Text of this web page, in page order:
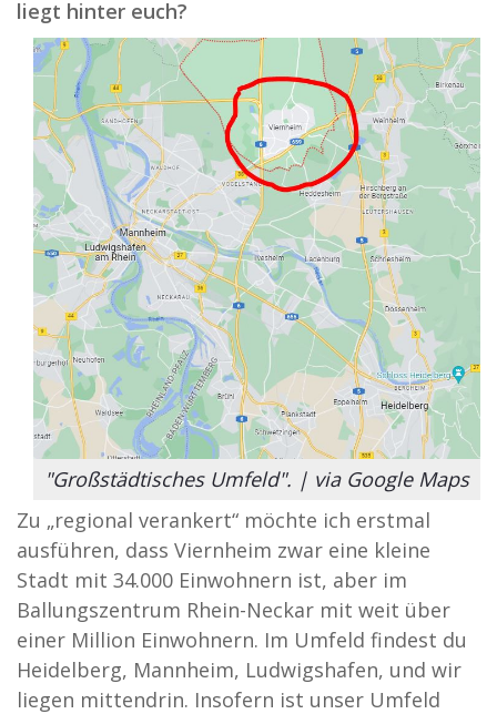
liegt hinter euch?
"Großstädtisches Umfeld". | via Google Maps
Zu „regional verankert“ möchte ich erstmal
ausführen, dass Viernheim zwar eine kleine
Stadt mit 34.000 Einwohnern ist, aber im
Ballungszentrum Rhein-Neckar mit weit über
einer Million Einwohnern. Im Umfeld findest du
Heidelberg, Mannheim, Ludwigshafen, und wir
liegen mittendrin. Insofern ist unser Umfeld